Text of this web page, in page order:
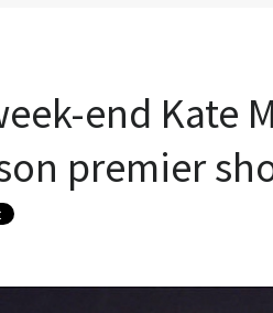
end Kate
premier